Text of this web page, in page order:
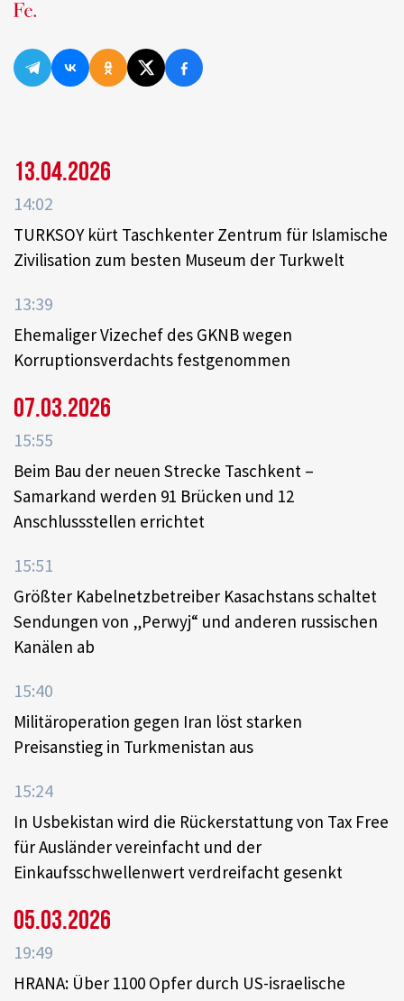
13.04.2026
14:02
TURKSOY kürt Taschkenter Zentrum für Islamische
Zivilisation zum besten Museum der Turkwelt
13:39
Ehemaliger Vizechef des GKNB wegen
Korruptionsverdachts festgenommen
07.03.2026
15:55
Beim Bau der neuen Strecke Taschkent –
Samarkand werden 91 Brücken und 12
Anschlussstellen errichtet
15:51
Größter Kabelnetzbetreiber Kasachstans schaltet
Sendungen von „Perwyj“ und anderen russischen
Kanälen ab
15:40
Militäroperation gegen Iran löst starken
Preisanstieg in Turkmenistan aus
15:24
In Usbekistan wird die Rückerstattung von Tax Free
für Ausländer vereinfacht und der
Einkaufsschwellenwert verdreifacht gesenkt
05.03.2026
19:49
HRANA: Über 1100 Opfer durch US-israelische